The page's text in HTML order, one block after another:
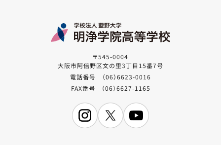
〒545-0004
大阪市阿倍野区文の里3丁目15番7号
電話番号 （06）6623-0016
FAX番号 （06）6627-1165